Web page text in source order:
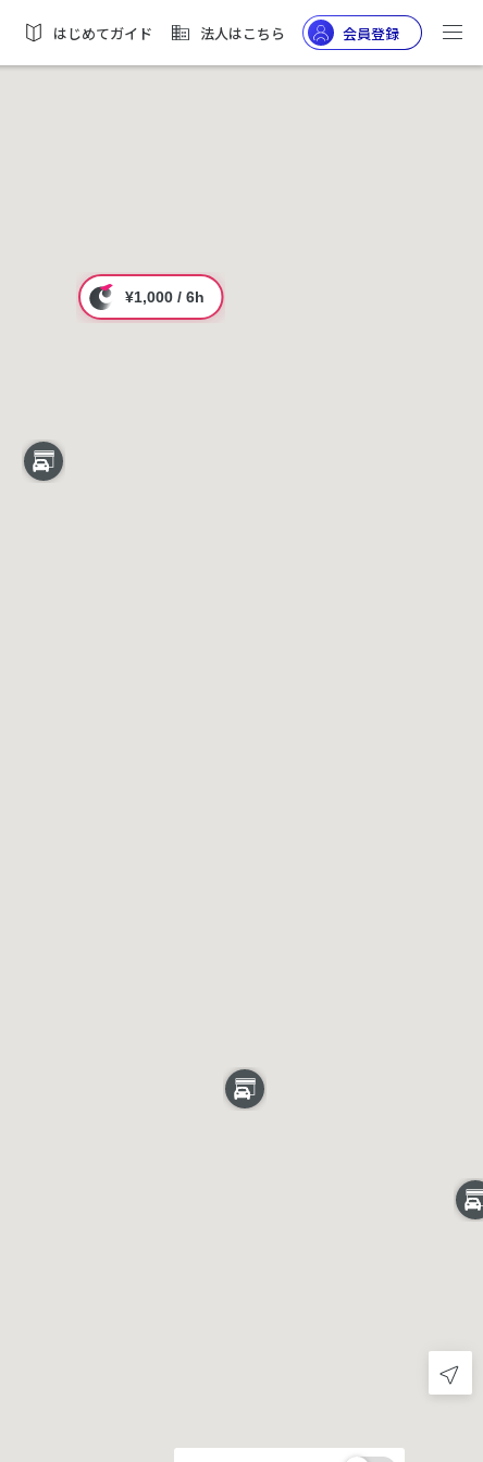
はじめてガイド 法人はこちら 会員登録